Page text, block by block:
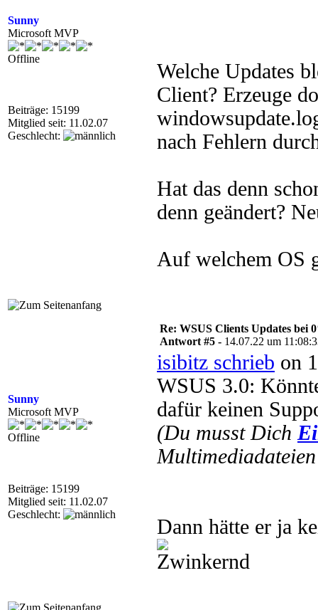
Sunny
Microsoft MVP
Offline
Beiträge: 15199
Mitglied seit: 11.02.07
Geschlecht:
Welche Updates
Client? Erzeuge
nach Fehlern
Hat das denn
denn geändert?
Auf welchem OS
Sunny
Microsoft MVP
Offline
Beiträge: 15199
Mitglied seit: 11.02.07
Geschlecht:
Re: WSUS Clients Updates bei
Antwort #5 - 14.07.22 um
isibitz schrieb on
WSUS 3.0:
dafür keinen
(Du musst Dich
Dann hätte er ja